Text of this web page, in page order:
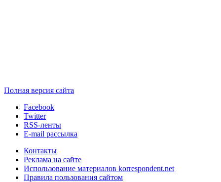
Полная версия сайта
Facebook
Twitter
RSS-ленты
E-mail рассылка
Контакты
Реклама на сайте
Использование материалов korrespondent.net
Правила пользования сайтом